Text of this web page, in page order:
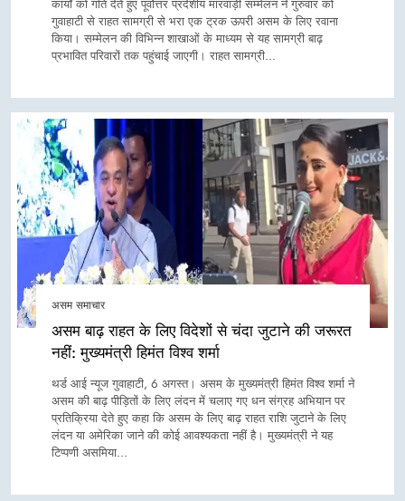
कार्यों को गति देते हुए पूर्वोत्तर प्रदेशीय मारवाड़ी सम्मेलन ने गुरुवार को
गुवाहाटी से राहत सामग्री से भरा एक ट्रक ऊपरी असम के लिए रवाना
किया। सम्मेलन की विभिन्न शाखाओं के माध्यम से यह सामग्री बाढ़
प्रभावित परिवारों तक पहुंचाई जाएगी। राहत सामग्री…
असम समाचार
असम बाढ़ राहत के लिए विदेशों से चंदा जुटाने की जरूरत
नहीं: मुख्यमंत्री हिमंत विश्व शर्मा
थर्ड आई न्यूज गुवाहाटी, 6 अगस्त। असम के मुख्यमंत्री हिमंत विश्व शर्मा ने
असम की बाढ़ पीड़ितों के लिए लंदन में चलाए गए धन संग्रह अभियान पर
प्रतिक्रिया देते हुए कहा कि असम के लिए बाढ़ राहत राशि जुटाने के लिए
लंदन या अमेरिका जाने की कोई आवश्यकता नहीं है। मुख्यमंत्री ने यह
टिप्पणी असमिया…